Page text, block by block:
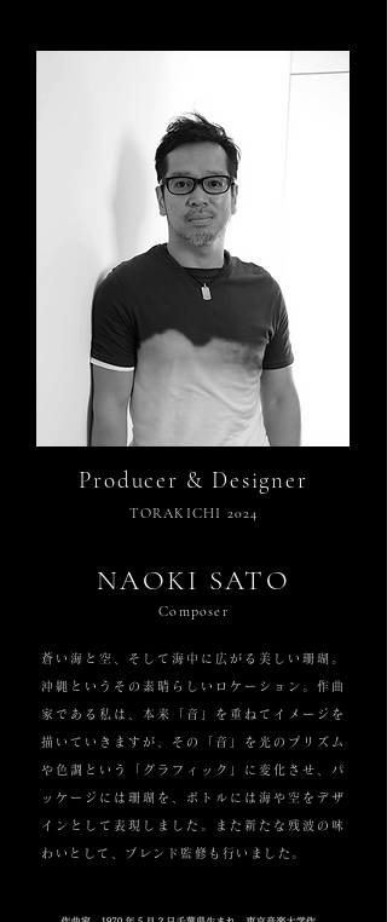
Producer & Designer
TORAKICHI 2024
NAOKI​ SATO
Composer
蒼い海と空、そして海中に広がる美しい珊瑚。
沖縄というその素晴らしいロケーション。作曲
家である私は、本来「音」を重ねてイメージを
描いていきますが、その「音」を光のプリズム
や色調という「グラフィック」に変化させ、パ
ッケージには珊瑚を、ボトルには海や空をデザ
インとして表現しました。また新たな残波の味
わいとして、ブレンド監修も行いました。